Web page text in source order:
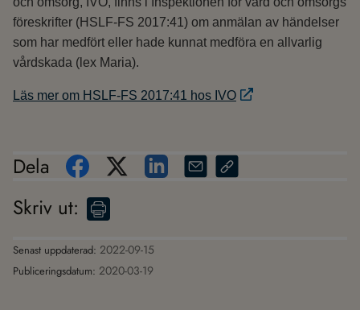
föreskrifter (HSLF-FS 2017:41) om anmälan av händelser
som har medfört eller hade kunnat medföra en allvarlig
vårdskada (lex Maria).
Läs mer om HSLF-FS 2017:41 hos IVO
Dela
Skriv ut:
Senast uppdaterad: 2022-09-15
Publiceringsdatum: 2020-03-19